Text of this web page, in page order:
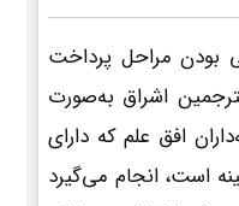
بودن مراحل پرداخت
اشراق به‌صورت
افق علم که دارای
است، انجام می‌گیرد